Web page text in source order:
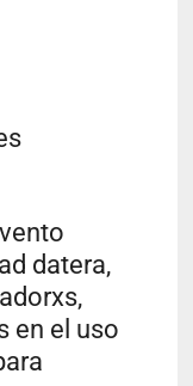
datera,
en el uso